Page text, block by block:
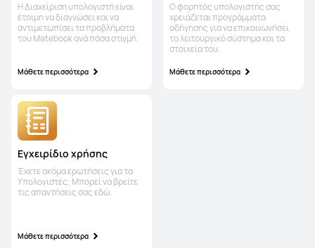
Η Διαχείριση υπολογιστή είναι
έτοιμη να διαγνώσει και να
αντιμετωπίσει τα προβλήματα
του Matebook ανά πάσα στιγμή.
Μάθετε περισσότερα
Ο φορητός υπολογιστής σας
χρειάζεται προγράμματα
οδήγησης για να επικοινωνήσει
το λειτουργικό σύστημα και τα
στοιχεία του.
Μάθετε περισσότερα
Εγχειρίδιο χρήσης
Έχετε ακόμα ερωτήσεις για τα
Yπολογιστές; Μπορεί να βρείτε
τις απαντήσεις σας εδώ.
Μάθετε περισσότερα